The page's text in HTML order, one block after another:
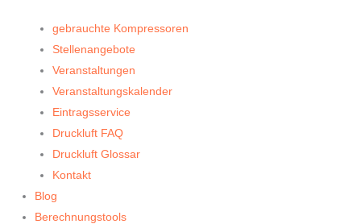
gebrauchte Kompressoren
Stellenangebote
Veranstaltungen
Veranstaltungskalender
Eintragsservice
Druckluft FAQ
Druckluft Glossar
Kontakt
Blog
Berechnungstools